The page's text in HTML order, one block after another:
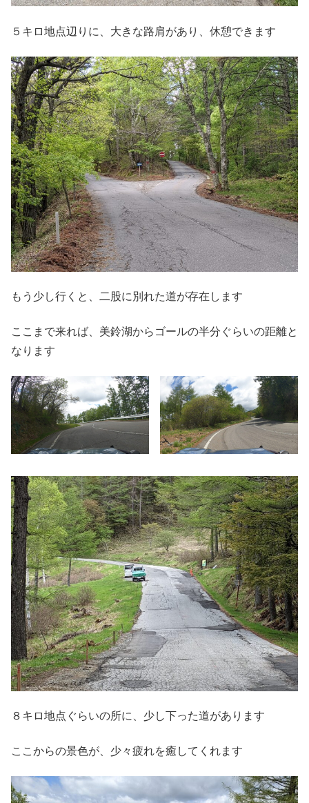
５キロ地点辺りに、大きな路肩があり、休憩できます
もう少し行くと、二股に別れた道が存在します
ここまで来れば、美鈴湖からゴールの半分ぐらいの距離と
なります
８キロ地点ぐらいの所に、少し下った道があります
ここからの景色が、少々疲れを癒してくれます